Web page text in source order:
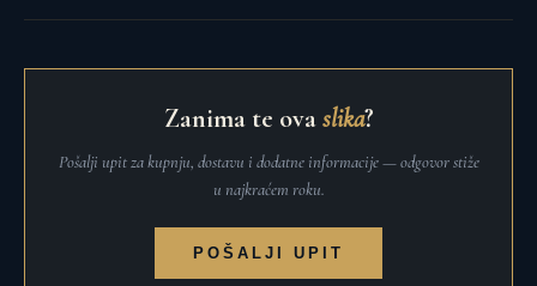
Zanima te ovaslika?
Pošalji upit za kupnju, dostavu i dodatne informacije — odgovor stiže
u najkraćem roku.
POŠALJI UPIT